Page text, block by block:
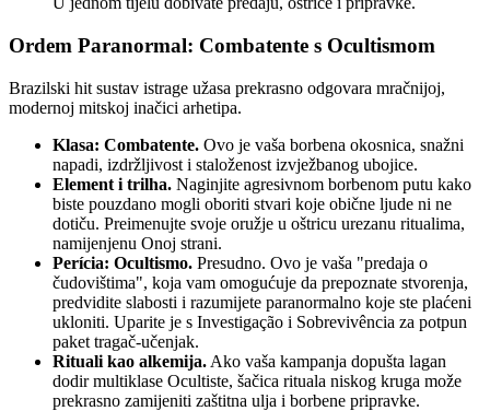
Ordem Paranormal: Combatente s Ocultismom
Brazilski hit sustav istrage užasa prekrasno odgovara mračnijoj,
modernoj mitskoj inačici arhetipa.
Klasa: Combatente. Ovo je vaša borbena okosnica, snažni
napadi, izdržljivost i staloženost izvježbanog ubojice.
Element i trilha. Naginjite agresivnom borbenom putu kako
biste pouzdano mogli oboriti stvari koje obične ljude ni ne
dotiču. Preimenujte svoje oružje u oštricu urezanu ritualima,
namijenjenu Onoj strani.
Perícia: Ocultismo. Presudno. Ovo je vaša "predaja o
čudovištima", koja vam omogućuje da prepoznate stvorenja,
predvidite slabosti i razumijete paranormalno koje ste plaćeni
ukloniti. Uparite je s Investigação i Sobrevivência za potpun
paket tragač-učenjak.
Rituali kao alkemija. Ako vaša kampanja dopušta lagan
dodir multiklase Ocultiste, šačica rituala niskog kruga može
prekrasno zamijeniti zaštitna ulja i borbene pripravke.